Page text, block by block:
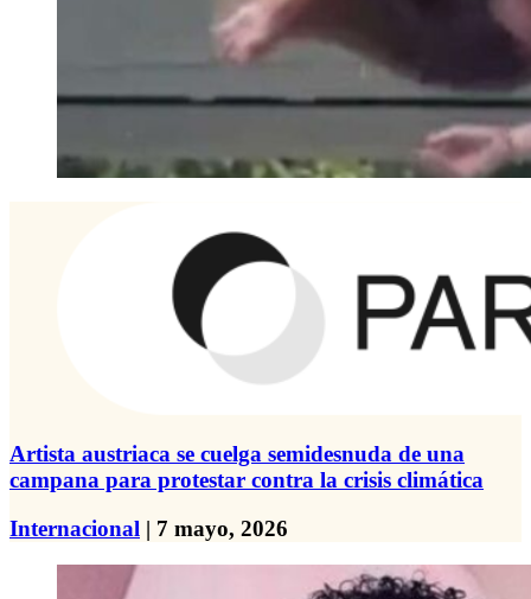
Artista austriaca se cuelga semidesnuda de una
campana para protestar contra la crisis climática
Internacional | 7 mayo, 2026